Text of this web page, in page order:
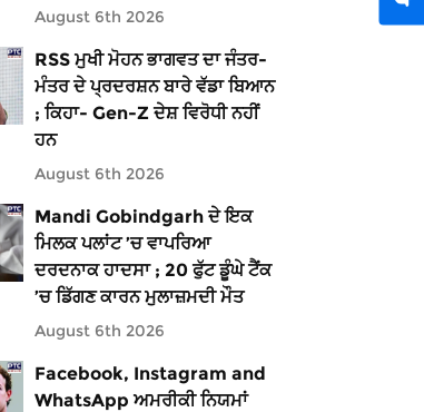
August 6th 2026
RSS ਮੁਖੀ ਮੋਹਨ ਭਾਗਵਤ ਦਾ ਜੰਤਰ-
ਮੰਤਰ ਦੇ ਪ੍ਰਦਰਸ਼ਨ ਬਾਰੇ ਵੱਡਾ ਬਿਆਨ
; ਕਿਹਾ- Gen-Z ਦੇਸ਼ ਵਿਰੋਧੀ ਨਹੀਂ
ਹਨ
August 6th 2026
Mandi Gobindgarh ਦੇ ਇਕ
ਮਿਲਕ ਪਲਾਂਟ ’ਚ ਵਾਪਰਿਆ
ਦਰਦਨਾਕ ਹਾਦਸਾ ; 20 ਫੁੱਟ ਡੂੰਘੇ ਟੈਂਕ
’ਚ ਡਿੱਗਣ ਕਾਰਨ ਮੁਲਾਜ਼ਮਦੀ ਮੌਤ
August 6th 2026
Facebook, Instagram and
WhatsApp ਅਮਰੀਕੀ ਨਿਯਮਾਂ